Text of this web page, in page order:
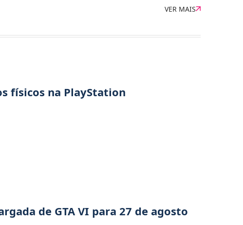
VER MAIS
físicos na PlayStation
de GTA VI para 27 de agosto